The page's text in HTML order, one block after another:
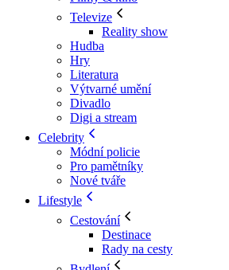
Televize
Reality show
Hudba
Hry
Literatura
Výtvarné umění
Divadlo
Digi a stream
Celebrity
Módní policie
Pro pamětníky
Nové tváře
Lifestyle
Cestování
Destinace
Rady na cesty